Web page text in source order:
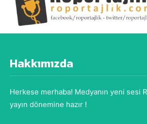
Hakkımızda
Herkese merhaba! Medyanın yeni sesi
yayın dönemine hazır !